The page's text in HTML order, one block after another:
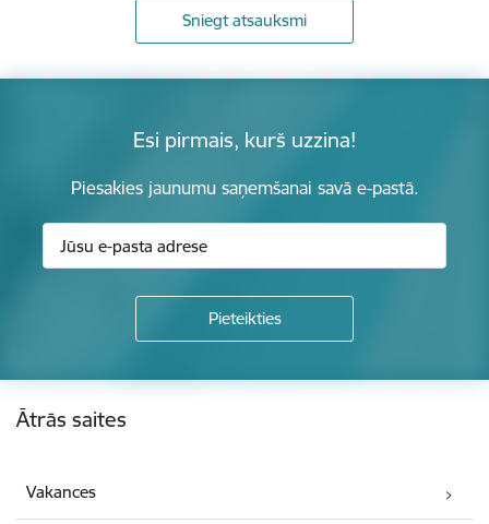
Sniegt atsauksmi
Esi pirmais, kurš uzzina!
Piesakies jaunumu saņemšanai savā e-pastā.
Ātrās saites
Vakances